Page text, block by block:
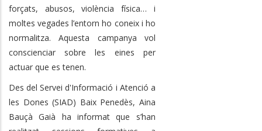
forçats, abusos, violència física… i
moltes vegades l’entorn ho coneix i ho
normalitza. Aquesta campanya vol
conscienciar sobre les eines per
actuar que es tenen.
Des del Servei d'Informació i Atenció a
les Dones (SIAD) Baix Penedès, Aina
Bauçà Gaià ha informat que s’han